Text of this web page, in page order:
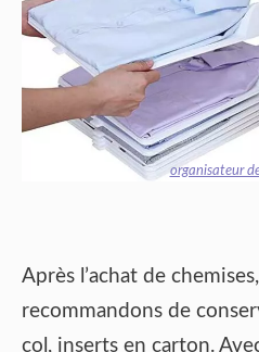
organisateur
Après l’achat de
recommandons de
col, inserts en carton.